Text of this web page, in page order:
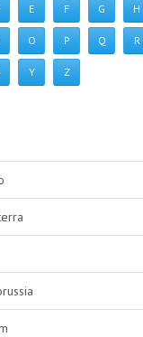
E F G H
O P Q R
Y Z